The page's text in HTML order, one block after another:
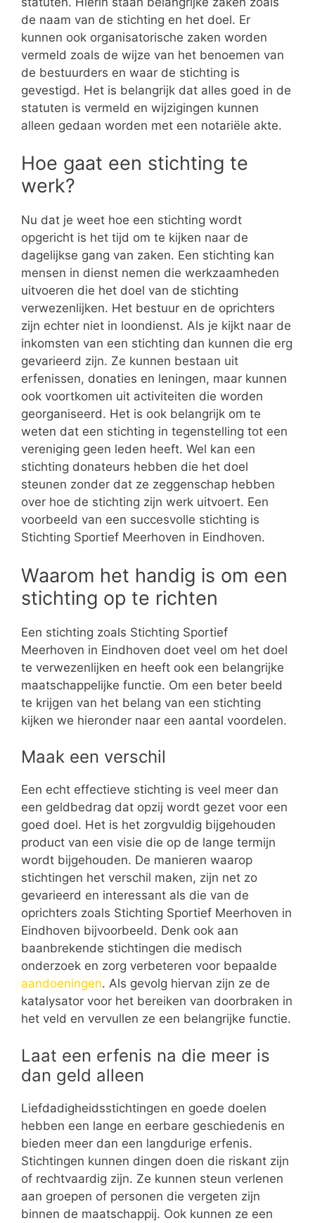
de naam van de stichting en het doel. Er
kunnen ook organisatorische zaken worden
vermeld zoals de wijze van het benoemen van
de bestuurders en waar de stichting is
gevestigd. Het is belangrijk dat alles goed in de
statuten is vermeld en wijzigingen kunnen
alleen gedaan worden met een notariële akte.
Hoe gaat een stichting te
werk?
Nu dat je weet hoe een stichting wordt
opgericht is het tijd om te kijken naar de
dagelijkse gang van zaken. Een stichting kan
mensen in dienst nemen die werkzaamheden
uitvoeren die het doel van de stichting
verwezenlijken. Het bestuur en de oprichters
zijn echter niet in loondienst. Als je kijkt naar de
inkomsten van een stichting dan kunnen die erg
gevarieerd zijn. Ze kunnen bestaan uit
erfenissen, donaties en leningen, maar kunnen
ook voortkomen uit activiteiten die worden
georganiseerd. Het is ook belangrijk om te
weten dat een stichting in tegenstelling tot een
vereniging geen leden heeft. Wel kan een
stichting donateurs hebben die het doel
steunen zonder dat ze zeggenschap hebben
over hoe de stichting zijn werk uitvoert. Een
voorbeeld van een succesvolle stichting is
Stichting Sportief Meerhoven in Eindhoven.
Waarom het handig is om een
stichting op te richten
Een stichting zoals Stichting Sportief
Meerhoven in Eindhoven doet veel om het doel
te verwezenlijken en heeft ook een belangrijke
maatschappelijke functie. Om een beter beeld
te krijgen van het belang van een stichting
kijken we hieronder naar een aantal voordelen.
Maak een verschil
Een echt effectieve stichting is veel meer dan
een geldbedrag dat opzij wordt gezet voor een
goed doel. Het is het zorgvuldig bijgehouden
product van een visie die op de lange termijn
wordt bijgehouden. De manieren waarop
stichtingen het verschil maken, zijn net zo
gevarieerd en interessant als die van de
oprichters zoals Stichting Sportief Meerhoven in
Eindhoven bijvoorbeeld. Denk ook aan
baanbrekende stichtingen die medisch
onderzoek en zorg verbeteren voor bepaalde
aandoeningen. Als gevolg hiervan zijn ze de
katalysator voor het bereiken van doorbraken in
het veld en vervullen ze een belangrijke functie.
Laat een erfenis na die meer is
dan geld alleen
Liefdadigheidsstichtingen en goede doelen
hebben een lange en eerbare geschiedenis en
bieden meer dan een langdurige erfenis.
Stichtingen kunnen dingen doen die riskant zijn
of rechtvaardig zijn. Ze kunnen steun verlenen
aan groepen of personen die vergeten zijn
binnen de maatschappij. Ook kunnen ze een